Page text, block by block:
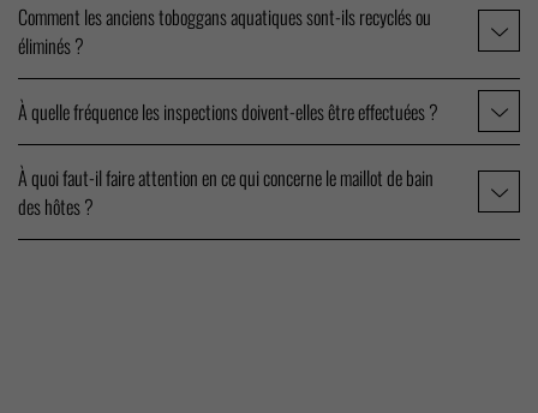
Comment les anciens toboggans aquatiques sont-ils recyclés ou
éliminés ?
À quelle fréquence les inspections doivent-elles être effectuées ?
À quoi faut-il faire attention en ce qui concerne le maillot de bain
des hôtes ?